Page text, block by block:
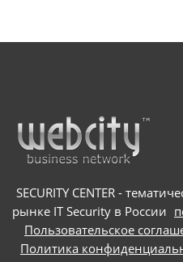
SECURITY CENTER -
рынке IT Security в России
Пользовательское
Политика